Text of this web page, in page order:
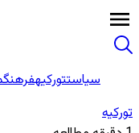
سیاستتورکیهفرهنگ
تورکیه